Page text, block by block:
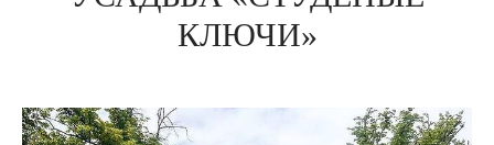
КЛЮЧИ»